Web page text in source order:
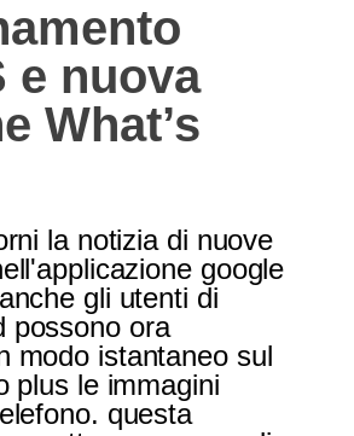
e nuova
What’s
la notizia di nuove
google
gli utenti di
possono ora
modo istantaneo sul
plus le immagini
questa